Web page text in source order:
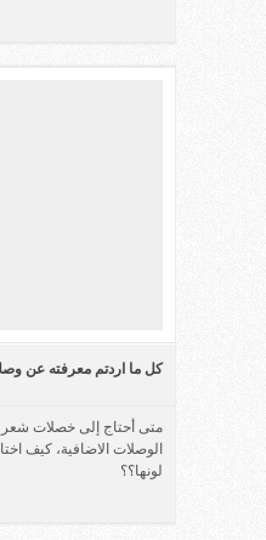
كل ما اردتم معرفته عن
متى أحتاج إلى خصلات شعر
الوصلات الاضافية، كيف
لونها؟؟